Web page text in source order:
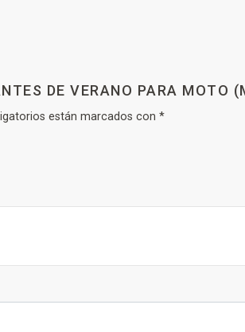
DE VERANO PARA MOTO
están marcados con *